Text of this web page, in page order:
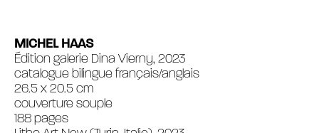
MICHEL HAAS
Édition galerie Dina Vierny, 2023
catalogue bilingue français/anglais
26.5 x 20.5 cm
couverture souple
188 pages